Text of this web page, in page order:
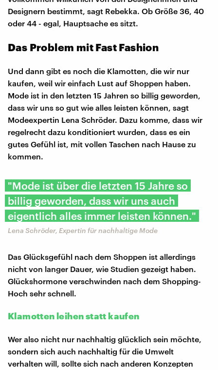
Designern bestimmt, sagt Rebekka. Ob Größe 36, 40
oder 44 - egal, Hauptsache es sitzt.
Das Problem mit Fast Fashion
Und dann gibt es noch die Klamotten, die wir nur
kaufen, weil wir einfach Lust auf Shoppen haben.
Mode ist in den letzten 15 Jahren so billig geworden,
dass wir uns so gut wie alles leisten können, sagt
Modeexpertin Lena Schröder. Dazu komme, dass wir
regelrecht dazu konditioniert wurden, dass es ein
gutes Gefühl ist, mit vollen Taschen nach Hause zu
kommen.
"Mode ist über die letzten 15 Jahre so
billig geworden, dass wir uns auch
eigentlich alles immer leisten können."
Lena Schröder, Expertin für nachhaltige Mode
Das Glücksgefühl nach dem Shoppen ist allerdings
nicht von langer Dauer, wie Studien gezeigt haben.
Glückshormone verschwinden nach dem Shopping-
Hoch sehr schnell.
Klamotten leihen statt kaufen
Wer also nicht nur nachhaltig glücklich sein möchte,
sondern sich auch nachhaltig für die Umwelt
verhalten will, sollte sich nach anderen Konzepten